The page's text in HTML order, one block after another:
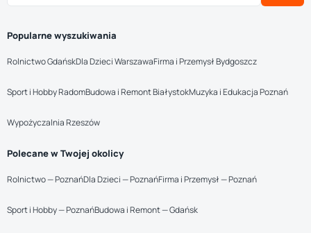
Popularne wyszukiwania
Rolnictwo GdańskDla Dzieci WarszawaFirma i Przemysł Bydgoszcz
Sport i Hobby RadomBudowa i Remont BiałystokMuzyka i Edukacja Poznań
Wypożyczalnia Rzeszów
Polecane w Twojej okolicy
Rolnictwo — PoznańDla Dzieci — PoznańFirma i Przemysł — Poznań
Sport i Hobby — PoznańBudowa i Remont — Gdańsk